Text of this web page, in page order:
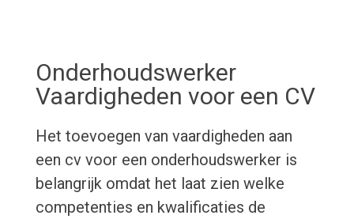
Onderhoudswerker
Vaardigheden voor een CV
Het toevoegen van vaardigheden aan
een cv voor een onderhoudswerker is
belangrijk omdat het laat zien welke
competenties en kwalificaties de